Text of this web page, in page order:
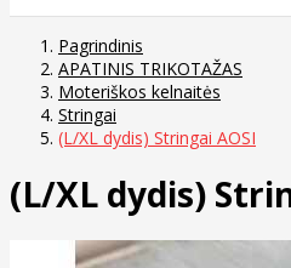
Pagrindinis
APATINIS TRIKOTAŽAS
Moteriškos kelnaitės
Stringai
(L/XL dydis) Stringai AOSI
(L/XL dydis)